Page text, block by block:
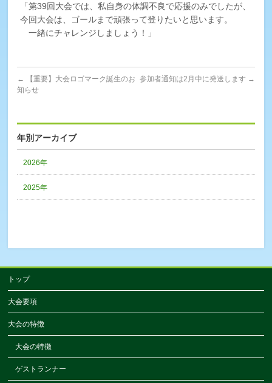
「第39回大会では、私自身の体調不良で応援のみでしたが、
今回大会は、ゴールまで頑張って登りたいと思います。
一緒にチャレンジしましょう！」
←
【重要】大会ロゴマーク誕生のお
知らせ
参加者通知は2月中に発送します →
年別アーカイブ
2026年
2025年
トップ
大会要項
大会の特徴
大会の特徴
ゲストランナー